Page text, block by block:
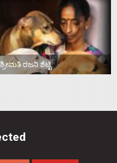
ರಜನಿ ಶೆಟ್ಟಿ